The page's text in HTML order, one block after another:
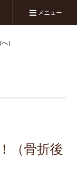
メニュー
）
（骨折後